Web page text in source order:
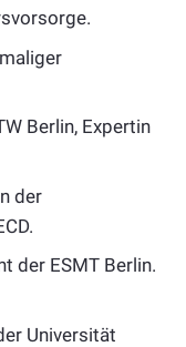
Berlin, Expertin
der
der ESMT Berlin.
Universität